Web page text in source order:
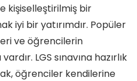
kişiselleştirilmiş bir
iyi bir yatırımdır. Popüler
ve öğrencilerin
LGS sınavına hazırlık
öğrenciler kendilerine